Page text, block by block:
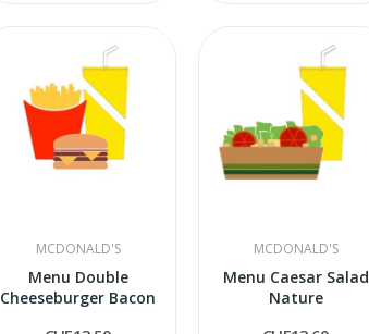
MCDONALD'S
Menu Double
Cheeseburger Bacon
MCDONALD'S
Menu Caesar Salad
Nature